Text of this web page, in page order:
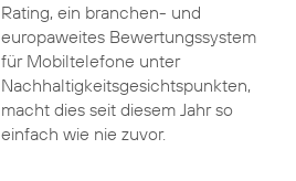
Rating, ein branchen- und
europaweites Bewertungssystem
für Mobiltelefone unter
Nachhaltigkeitsgesichtspunkten,
macht dies seit diesem Jahr so
einfach wie nie zuvor.